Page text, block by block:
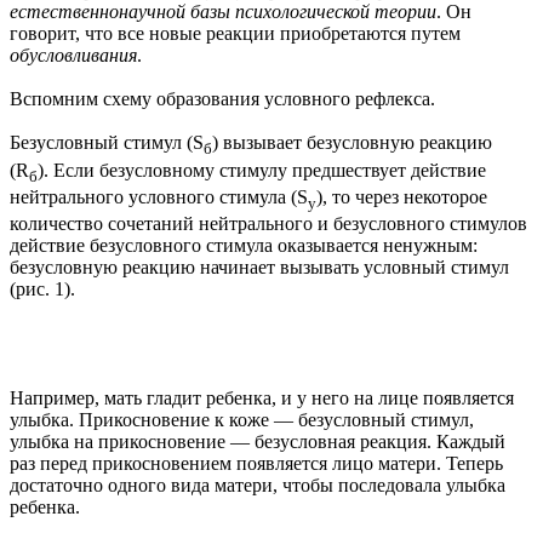
естественнонаучной базы психологической теории. Он
говорит, что все новые реакции приобретаются путем
обусловливания.
Вспомним схему образования условного рефлекса.
Безусловный стимул (Sб) вызывает безусловную реакцию
(Rб). Если безусловному стимулу предшествует действие
нейтрального условного стимула (Sу), то через некоторое
количество сочетаний нейтрального и безусловного стимулов
действие безусловного стимула оказывается ненужным:
безусловную реакцию начинает вызывать условный стимул
(рис. 1).
Например, мать гладит ребенка, и у него на лице появляется
улыбка. Прикосновение к коже — безусловный стимул,
улыбка на прикосновение — безусловная реакция. Каждый
раз перед прикосновением появляется лицо матери. Теперь
достаточно одного вида матери, чтобы последовала улыбка
ребенка.